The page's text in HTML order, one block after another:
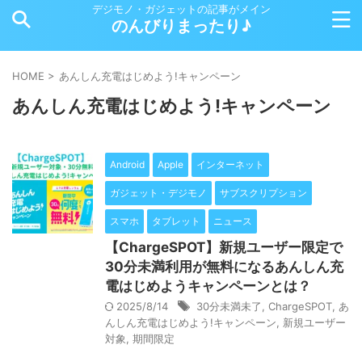
デジモノ・ガジェットの記事がメイン
のんびりまったり♪
HOME > あんしん充電はじめよう!キャンペーン
あんしん充電はじめよう!キャンペーン
Android Apple インターネット
ガジェット・デジモノ サブスクリプション
スマホ タブレット ニュース
【ChargeSPOT】新規ユーザー限定で
30分未満利用が無料になるあんしん充
電はじめようキャンペーンとは？
2025/8/14 30分未満未了 ChargeSPOT あ
んしん充電はじめよう!キャンペーン
新規ユーザー
対象
期間限定